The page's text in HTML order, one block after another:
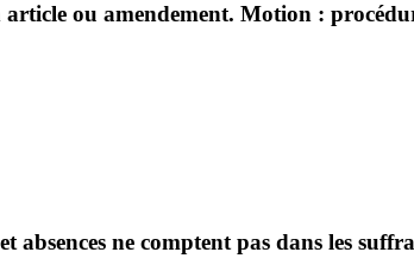
ou amendement. Motion :
absences ne comptent pas dans les